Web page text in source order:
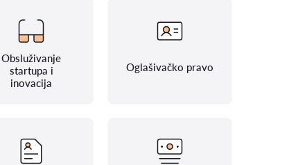
Obsluživanje
startupa i
inovacija
Oglašivačko pravo